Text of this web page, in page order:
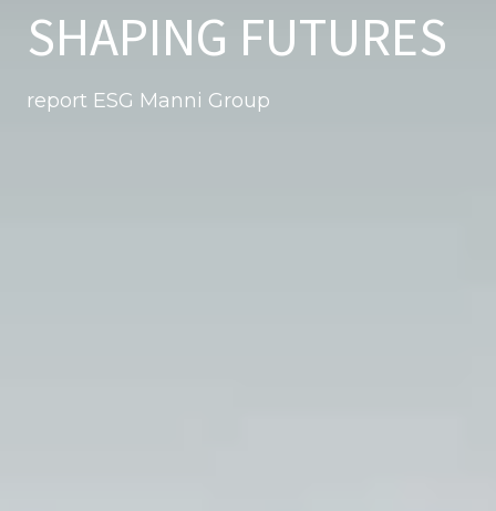
SHAPING FUTURES
report ESG Manni Group